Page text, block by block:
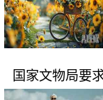
国家文物局要